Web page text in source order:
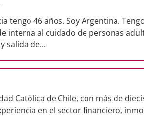
tengo 46 años. Soy Argentina. Tengo
interna al cuidado de personas
salida de...
Católica de Chile, con más de
en el sector financiero,